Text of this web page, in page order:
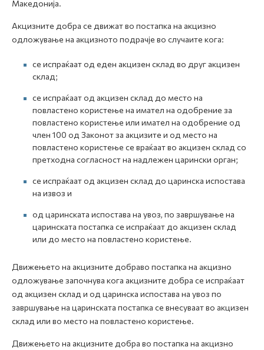
Е-Весник
Македонија.
Акцизните добра се движат во постапка на акцизно
одложување на акцизното подрачје во случаите кога:
се испраќаат од еден акцизен склад во друг акцизен
склад;
се испраќаат од акцизен склад до место на
повластено користење на имател на одобрение за
повластено користење или имател на одобрение од
член 100 од Законот за акцизите и од место на
повластено користење се враќаат во акцизен склад со
претходна согласност на надлежен царински орган;
се испраќаат од акцизен склад до царинска испостава
на извоз и
од царинската испостава на увоз, по завршување на
царинската постапка се испраќаат до акцизен склад
или до место на повластено користење.
Движењето на акцизните добраво постапка на акцизно
одложување започнува кога акцизните добра се испраќаат
од акцизен склад и од царинска испостава на увоз по
завршување на царинската постапка се внесуваат во акцизен
склад или во место на повластено користење.
Движењето на акцизните добра во постапка на акцизно